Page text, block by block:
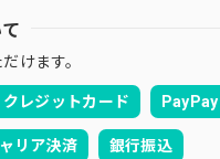
けます。
クレジットカード PayPay
リア決済 銀行振込